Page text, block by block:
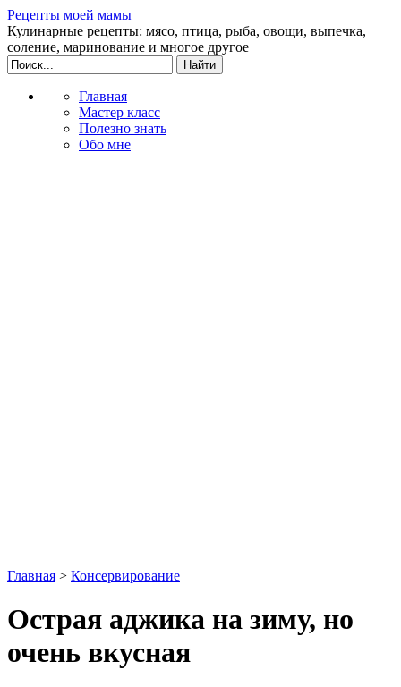
Рецепты моей мамы
Кулинарные рецепты: мясо, птица, рыба, овощи, выпечка,
соление, маринование и многое другое
Главная
Мастер класс
Полезно знать
Обо мне
Главная > Консервирование
Острая аджика на зиму, но
очень вкусная